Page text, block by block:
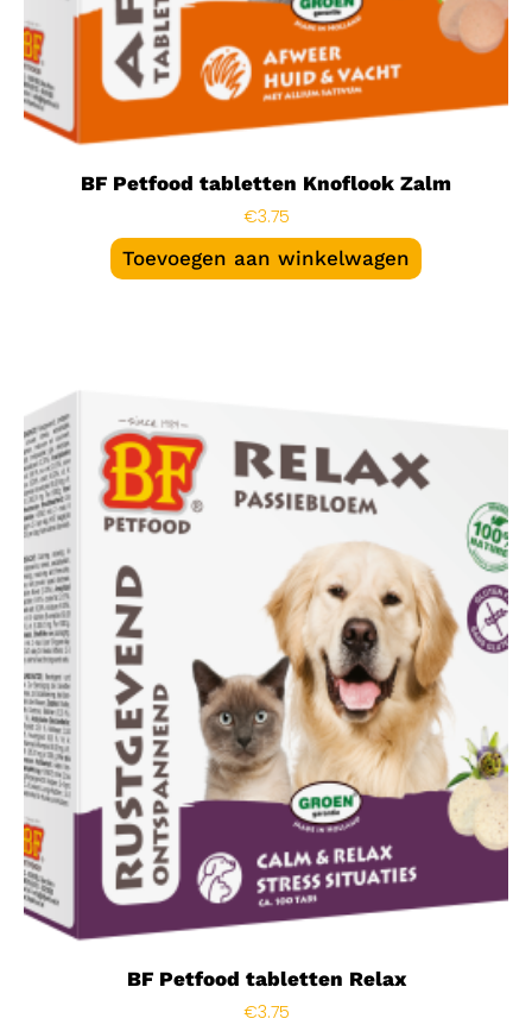
BF Petfood tabletten Knoflook Zalm
€3.75
Toevoegen aan winkelwagen
BF Petfood tabletten Relax
€3.75